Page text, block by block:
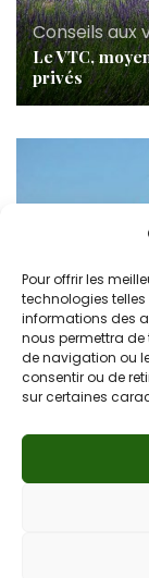
Pour offrir les
technologies
informations des
nous permettra
de navigation ou
consentir ou de
sur certaines
Conseils aux
Le VTC,
privés
Conseils aux
Vacances à la